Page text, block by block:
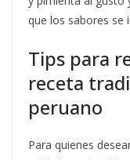
que los sabores se
Tips para
receta
peruano
Para quienes